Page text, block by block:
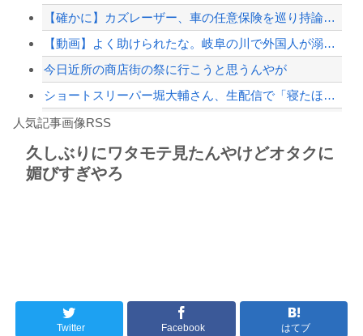
【緊急速報】NYで警官が黒人男性の首を絞め、暴動第二波不可避へ
Powered by livedoor 相互RSS
【確かに】カズレーザー、車の任意保険を巡り持論「強制しろよ！」「保険にも入れない...
【動画】よく助けられたな。岐阜の川で外国人が溺れてしまう事故。
今日近所の商店街の祭に行こうと思うんやが
ショートスリーパー堀大輔さん、生配信で「寝たほうがいんじゃないですか？」というコ...
魔王「俺の体臭がやばい」
8/4のニュース
人気記事画像RSS
久しぶりにワタモテ見たんやけどオタクに
媚びすぎやろ
Twitter Facebook はてブ